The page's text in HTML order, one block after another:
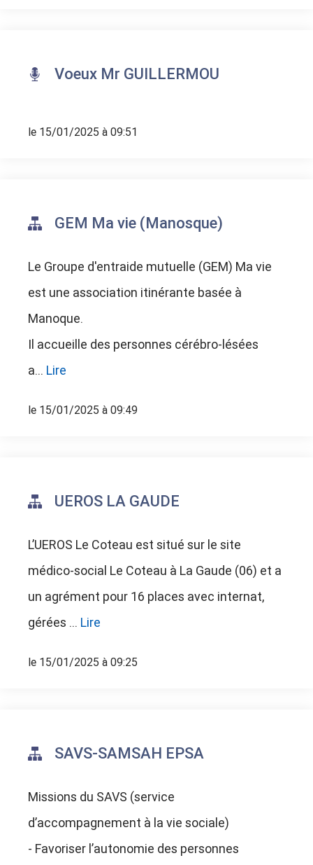
Voeux Mr GUILLERMOU
le 15/01/2025 à 09:51
GEM Ma vie (Manosque)
Le Groupe d'entraide mutuelle (GEM) Ma vie
est une association itinérante basée à
Manoque.
Il accueille des personnes cérébro-lésées
a... Lire
le 15/01/2025 à 09:49
UEROS LA GAUDE
L’UEROS Le Coteau est situé sur le site
médico-social Le Coteau à La Gaude (06) et a
un agrément pour 16 places avec internat,
gérées ... Lire
le 15/01/2025 à 09:25
SAVS-SAMSAH EPSA
Missions du SAVS (service
d’accompagnement à la vie sociale)
- Favoriser l’autonomie des personnes